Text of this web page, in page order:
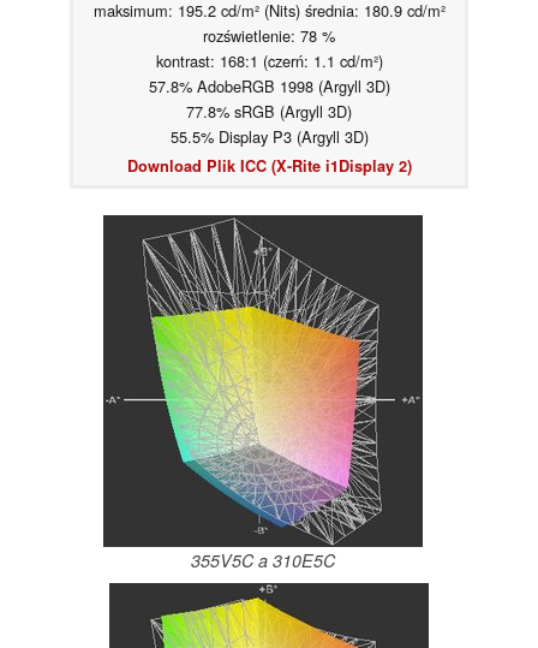
maksimum: 195.2 cd/m² (Nits) średnia: 180.9 cd/m²
rozświetlenie: 78 %
kontrast: 168:1 (czerń: 1.1 cd/m²)
57.8% AdobeRGB 1998 (Argyll 3D)
77.8% sRGB (Argyll 3D)
55.5% Display P3 (Argyll 3D)
Download Plik ICC (X-Rite i1Display 2)
355V5C a 310E5C